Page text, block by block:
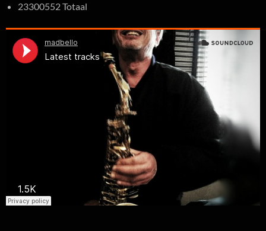
23300552 Totaal